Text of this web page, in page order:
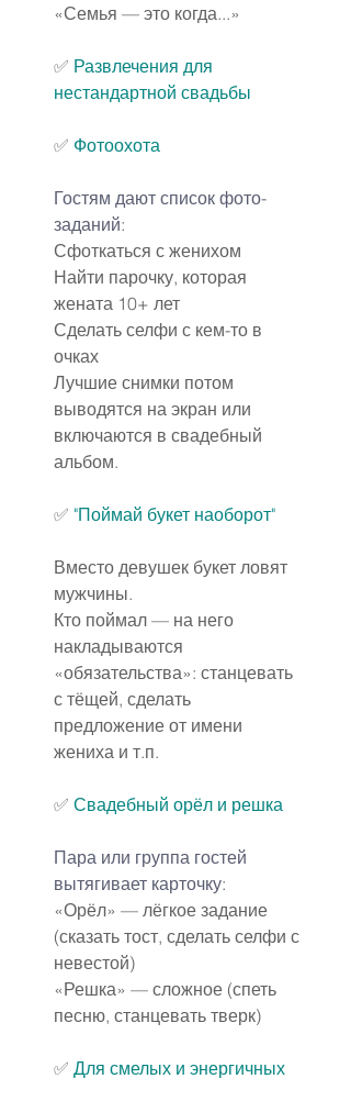
«Семья — это когда...»
✅ Развлечения для
нестандартной свадьбы
✅ Фотоохота
Гостям дают список фото-
заданий:
Сфоткаться с женихом
Найти парочку, которая
жената 10+ лет
Сделать селфи с кем-то в
очках
Лучшие снимки потом
выводятся на экран или
включаются в свадебный
альбом.
✅ "Поймай букет наоборот"
Вместо девушек букет ловят
мужчины.
Кто поймал — на него
накладываются
«обязательства»: станцевать
с тёщей, сделать
предложение от имени
жениха и т.п.
✅ Свадебный орёл и решка
Пара или группа гостей
вытягивает карточку:
«Орёл» — лёгкое задание
(сказать тост, сделать селфи с
невестой)
«Решка» — сложное (спеть
песню, станцевать тверк)
✅ Для смелых и энергичных